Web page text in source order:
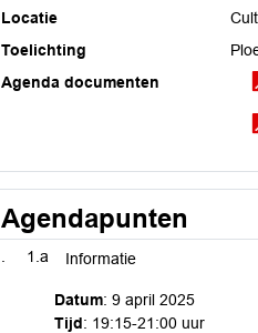
Locatie
Toelichting
Agenda documenten
Agendapunten
1.a Informatie
Datum: 9 april 2025
Tijd: 19:15-21:00 uur